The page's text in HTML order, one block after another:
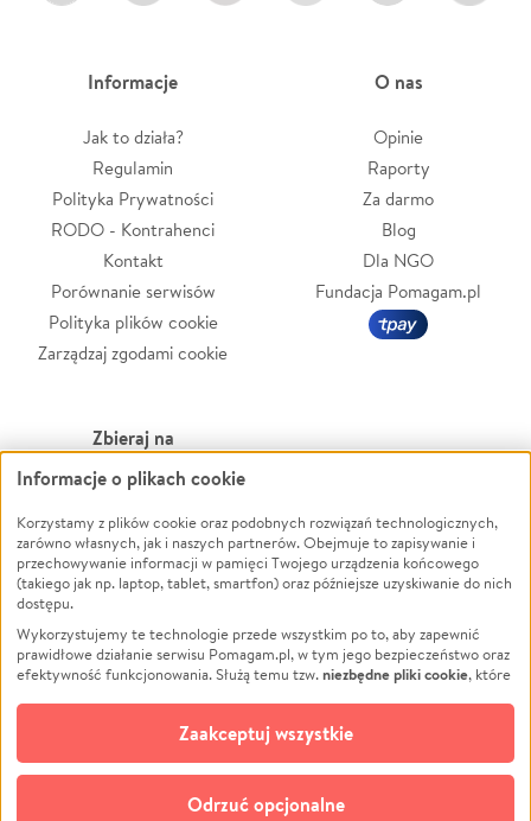
Informacje
Jak to działa?
Regulamin
Polityka Prywatności
RODO - Kontrahenci
Kontakt
Porównanie serwisów
Polityka plików cookie
Zarządzaj zgodami cookie
O nas
Opinie
Raporty
Za darmo
Blog
Dla NGO
Fundacja Pomagam.pl
Zbieraj na
Leczenie
Zwierzęta
Pożar
Ukraina
Pomoc Finansowa
Projekty
Pogrzeb
Społeczność lokalna
Kultura
Powódź
Wichura
NGO
Edukacja
Podróż
Impreza
Ochrona środowiska
Biznes
Informacje o plikach cookie
Korzystamy z plików cookie oraz podobnych rozwiązań technologicznych,
zarówno własnych, jak i naszych partnerów. Obejmuje to zapisywanie i
przechowywanie informacji w pamięci Twojego urządzenia końcowego
(takiego jak np. laptop, tablet, smartfon) oraz późniejsze uzyskiwanie do nich
dostępu.
Wykorzystujemy te technologie przede wszystkim po to, aby zapewnić
prawidłowe działanie serwisu Pomagam.pl, w tym jego bezpieczeństwo oraz
efektywność funkcjonowania. Służą temu tzw.niezbędne pliki cookie, które
opcjonalnych plików cookie
technologii do celów analitycznych i retargetingowych. Możesz wyrazić
zgodę na ich stosowanie lub jej odmówić. W dowolnym momencie masz
możliwość zmiany swoich preferencji na stronie „Zarządzaj zgodami cookie”,
do której link znajdziesz w stopce serwisu Pomagam.pl. Opcjonalne pliki
Odrzuć opcjonalne
Zaakceptuj wszystkie